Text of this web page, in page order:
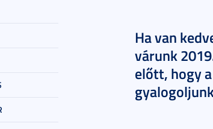
Ha van
várunk
előtt, hogy